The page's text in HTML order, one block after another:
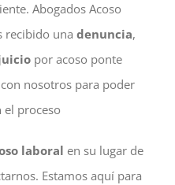
Abogados Acoso
recibido una denuncia,
por acoso ponte
nosotros para poder
el proceso
laboral en su lugar de
Estamos aquí para